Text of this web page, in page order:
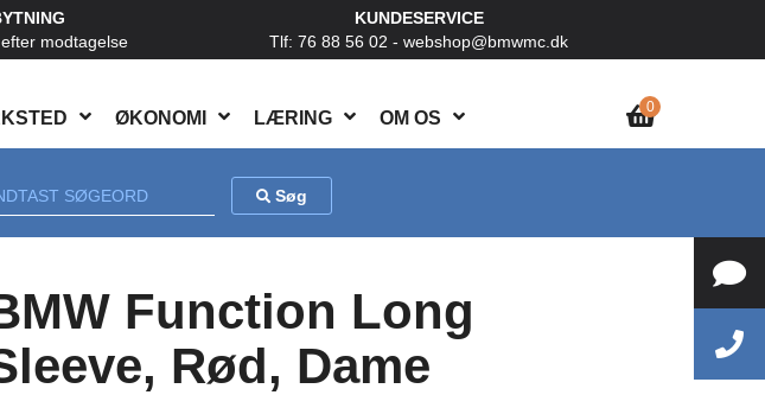
ØKONOMI LÆRING OM OS
0
modtagelse
KUNDESERVICE
Tlf: 76 88 56 02 - webshop@bmwmc.dk
Søg
Function Long
Rød, Dame